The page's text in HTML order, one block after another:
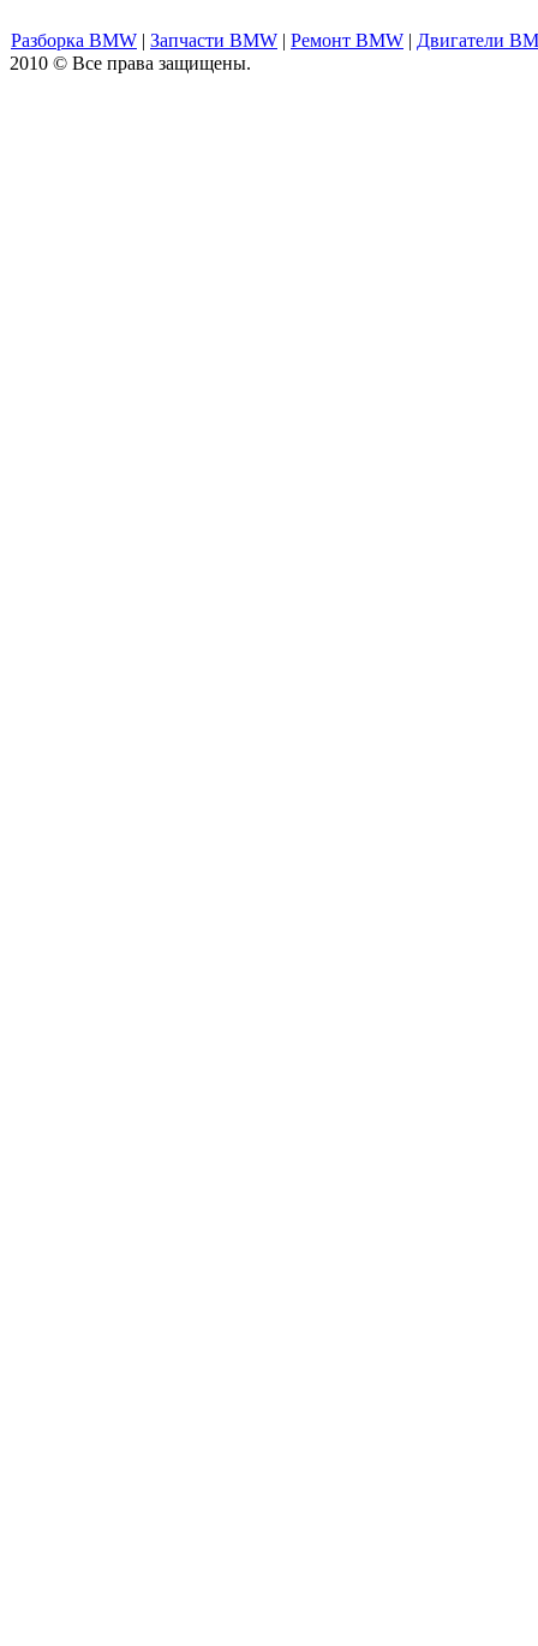
Разборка BMW | Запчасти BMW | Ремонт BMW | Двигатели
2010 © Все права защищены.